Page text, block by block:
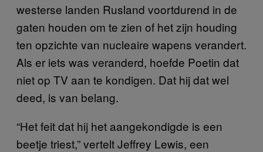
westerse landen Rusland voortdurend in de
gaten houden om te zien of het zijn houding
ten opzichte van nucleaire wapens verandert.
Als er iets was veranderd, hoefde Poetin dat
niet op TV aan te kondigen. Dat hij dat wel
deed, is van belang.
“Het feit dat hij het aangekondigde is een
beetje triest,” vertelt Jeffrey Lewis, een